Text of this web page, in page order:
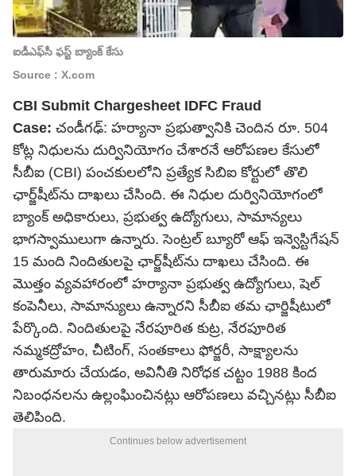
ఐడీఎఫ్‌సీ ఫస్ట్ బ్యాంక్ కేసు
Source : X.com
CBI Submit Chargesheet IDFC Fraud
Case: చండీగఢ్: హర్యానా ప్రభుత్వానికి చెందిన రూ. 504
కోట్ల నిధులను దుర్వినియోగం చేశారనే ఆరోపణల కేసులో
సీబీఐ (CBI) పంచకులలోని ప్రత్యేక సిబిఐ కోర్టులో తొలి
ఛార్జ్‌షీట్‌ను దాఖలు చేసింది. ఈ నిధుల దుర్వినియోగంలో
బ్యాంక్ అధికారులు, ప్రభుత్వ ఉద్యోగులు, సామాన్యలు
భాగస్వాములుగా ఉన్నారు. సెంట్రల్ బ్యూరో ఆఫ్ ఇన్వెస్టిగేషన్
15 మంది నిందితులపై ఛార్జ్‌షీట్‌ను దాఖలు చేసింది. ఈ
మొత్తం వ్యవహారంలో హర్యానా ప్రభుత్వ ఉద్యోగులు, షెల్
కంపెనీలు, సామాన్యులు ఉన్నారని సీబీఐ తమ ఛార్జిషీటులో
పేర్కొంది. నిందితులపై నేరపూరిత కుట్ర, నేరపూరిత
నమ్మకద్రోహం, చీటింగ్, సంతకాలు ఫోర్జరీ, సాక్ష్యాలను
తారుమారు చేయడం, అవినీతి నిరోధక చట్టం 1988 కింద
నిబంధనలను ఉల్లంఘించినట్లు ఆరోపణలు వచ్చినట్లు సీబీఐ
తెలిపింది.
Continues below advertisement